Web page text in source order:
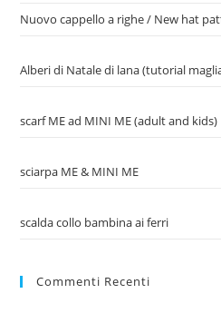
Nuovo cappello a righe / New hat
Alberi di Natale di lana (tutorial
scarf ME ad MINI ME (adult and kids)
sciarpa ME & MINI ME
scalda collo bambina ai ferri
Commenti Recenti